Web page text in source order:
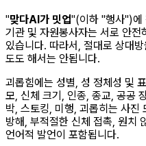
"맞다AI가 밋업"(이하 "행사")에
기관 및 자원봉사자는 서로 안
있습니다. 따라서, 절대로 상대
도도 해서는 안됩니다.
괴롭힘에는 성별, 성 정체성 및
모, 신체 크기, 인종, 종교, 공공
박, 스토킹, 미행, 괴롭히는 사진
방해, 부적절한 신체 접촉, 원치
언어적 발언이 포함됩니다.